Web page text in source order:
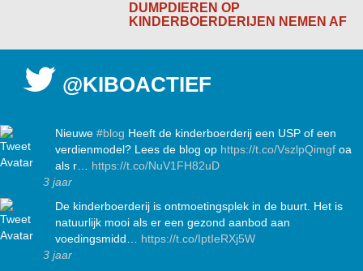
DUMPDIEREN OP
KINDERBOERDERIJEN NEMEN AF
@KIBOACTIEF
Nieuwe #blog Heeft de kinderboerderij een USP of een
verdienmodel? Lees de blog op https://t.co/VszlpQimgf oa
als r… https://t.co/NuV1FH82uD
3 jaar
De kinderboerderij is ontmoetingsplek in de buurt. Het is
natuurlijk mooi als er een gezond aanbod aan
voedingsmidd… https://t.co/IptIeRXj5W
3 jaar